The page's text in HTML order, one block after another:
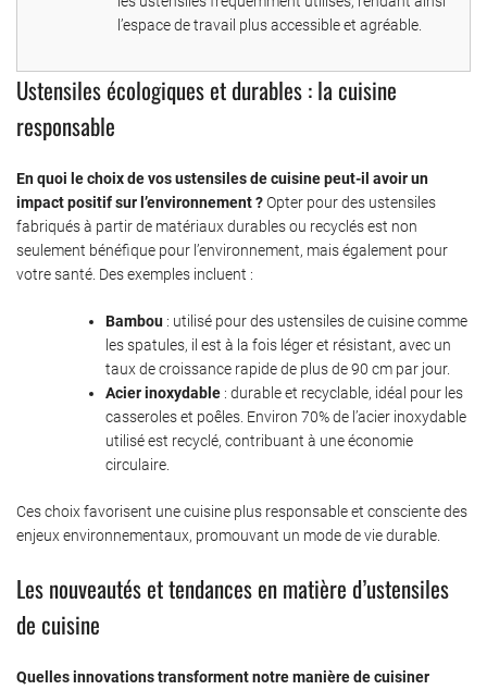
l’espace de travail plus accessible et agréable.
Ustensiles écologiques et durables : la cuisine
responsable
En quoi le choix de vos ustensiles de cuisine peut-il avoir un
impact positif sur l’environnement ?Opter pour des ustensiles
fabriqués à partir de matériaux durables ou recyclés est non
seulement bénéfique pour l’environnement, mais également pour
votre santé. Des exemples incluent :
Bambou : utilisé pour des ustensiles de cuisine comme
les spatules, il est à la fois léger et résistant, avec un
taux de croissance rapide de plus de 90 cm par jour.
Acier inoxydable : durable et recyclable, idéal pour les
casseroles et poêles. Environ 70% de l’acier inoxydable
utilisé est recyclé, contribuant à une économie
circulaire.
Ces choix favorisent une cuisine plus responsable et consciente des
enjeux environnementaux, promouvant un mode de vie durable.
Les nouveautés et tendances en matière d’ustensiles
de cuisine
Quelles innovations transforment notre manière de cuisiner